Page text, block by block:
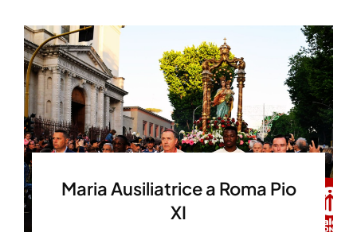
Maria Ausiliatrice a Roma Pio
XI